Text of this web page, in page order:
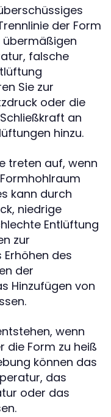
der Form
übermäßigen
falsche
Sie zur
oder die
an
hinzu.
treten auf, wenn
kann durch
niedrige
Entlüftung
zur
des
der
Hinzufügen von
wenn
die Form zu heiß
können das
das
oder das